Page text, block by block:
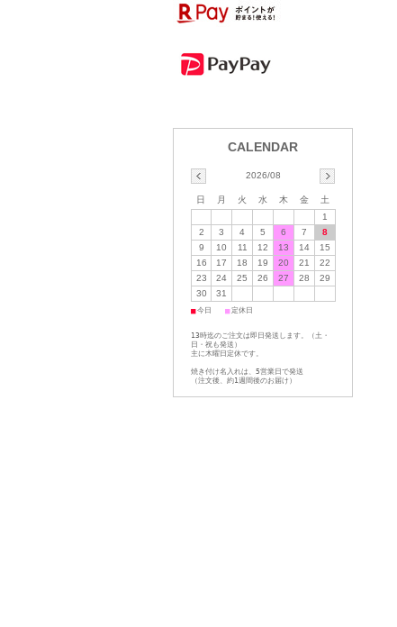
2026/08
日 月 火 水 木 金
土
1
2
3 4 5 6 7
8
9
10 11 12 13 14
15
16
17 18 19 20 21
22
23
24 25 26 27 28
29
30
31
■ 今日 ■ 定休日
13時迄のご注文は即日発送します。（土・
日・祝も発送）
主に木曜日定休です。
焼き付け名入れは、5営業日で発送
（注文後、約1週間後のお届け）